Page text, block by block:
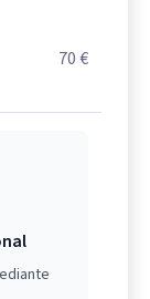
70 €